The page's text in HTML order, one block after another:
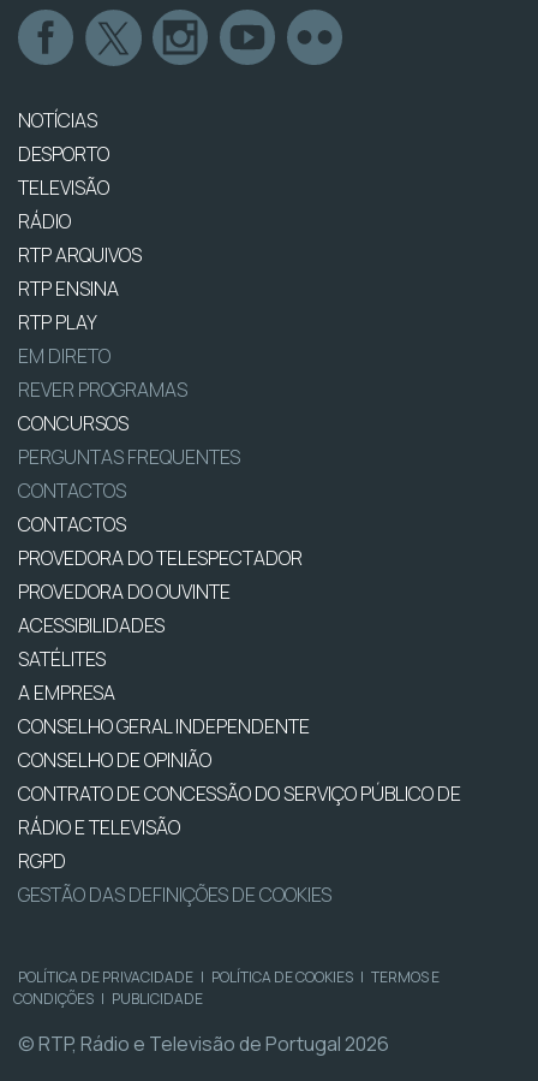
NOTÍCIAS
DESPORTO
TELEVISÃO
RÁDIO
RTP ARQUIVOS
RTP ENSINA
RTP PLAY
EM DIRETO
REVER PROGRAMAS
CONCURSOS
PERGUNTAS FREQUENTES
CONTACTOS
CONTACTOS
PROVEDORA DO TELESPECTADOR
PROVEDORA DO OUVINTE
ACESSIBILIDADES
SATÉLITES
A EMPRESA
CONSELHO GERAL INDEPENDENTE
CONSELHO DE OPINIÃO
CONTRATO DE CONCESSÃO DO SERVIÇO PÚBLICO DE
RÁDIO E TELEVISÃO
RGPD
GESTÃO DAS DEFINIÇÕES DE COOKIES
POLÍTICA DE PRIVACIDADE | POLÍTICA DE COOKIES | TERMOS E
CONDIÇÕES | PUBLICIDADE
© RTP, Rádio e Televisão de Portugal 2026